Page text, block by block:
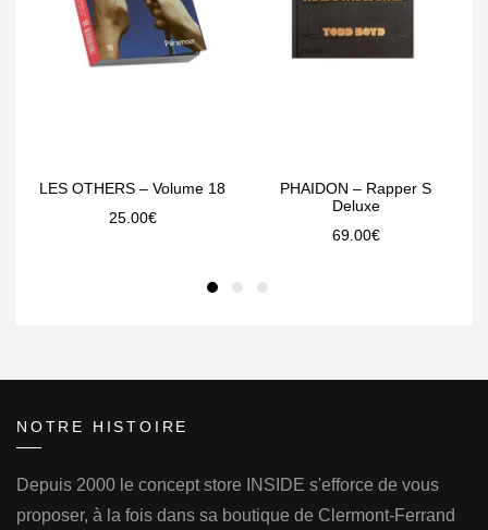
LES OTHERS – Volume 18
25.00€
PHAIDON – Rapper S
Deluxe
69.00€
NOTRE HISTOIRE
Depuis 2000 le concept store INSIDE s'efforce de vous
proposer, à la fois dans sa boutique de Clermont-Ferrand